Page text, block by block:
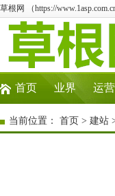
草根网 （https://
首页 业界 运营
当前位置： 首页 > 建站